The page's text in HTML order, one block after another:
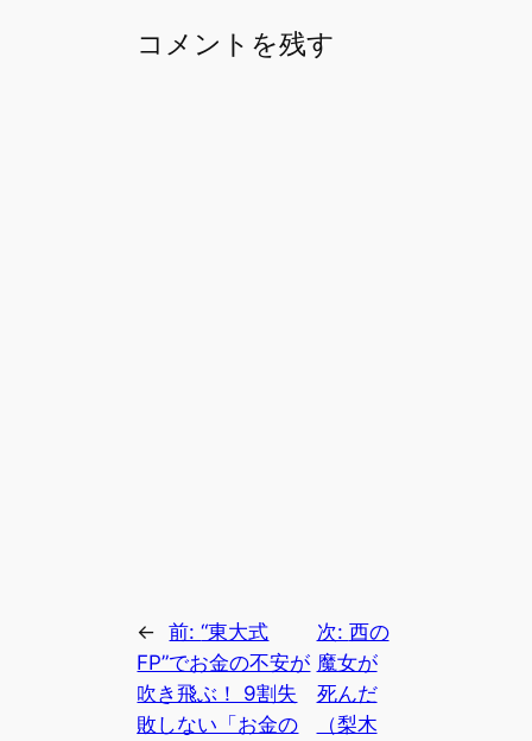
コメントを残す
← 前:“東大式
FP”でお金の不安が
吹き飛ぶ！ 9割失
敗しない「お金の
次: 西の
魔女が
死んだ
（梨木